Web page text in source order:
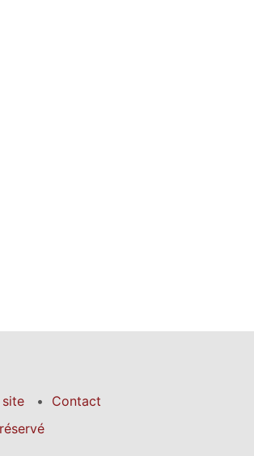
Contact